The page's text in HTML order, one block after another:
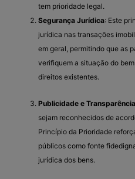
tem prioridade legal.
Segurança Jurídica: Este
jurídica nas transações
em geral, permitindo que as
verifiquem a situação do
direitos existentes.
Publicidade e Transparência
sejam reconhecidos de
Princípio da Prioridade
públicos como fonte
jurídica dos bens.